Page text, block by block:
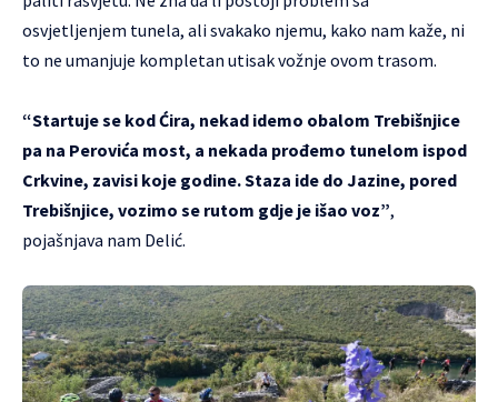
osvjetljenjem tunela, ali svakako njemu, kako nam kaže, ni
to ne umanjuje kompletan utisak vožnje ovom trasom.
“Startuje se kod Ćira, nekad idemo obalom Trebišnjice
pa na Perovića most, a nekada prođemo tunelom ispod
Crkvine, zavisi koje godine. Staza ide do Jazine, pored
Trebišnjice, vozimo se rutom gdje je išao voz”,
pojašnjava nam Delić.